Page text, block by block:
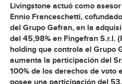
Livingstone actuó como
Ennio Franceschetti,
del Grupo Gefran, en la
del 45,98% en Fingefran S.r.l.
holding que controla el Grupo
aumenta la participación del
100% de los derechos de voto
posee una participación del